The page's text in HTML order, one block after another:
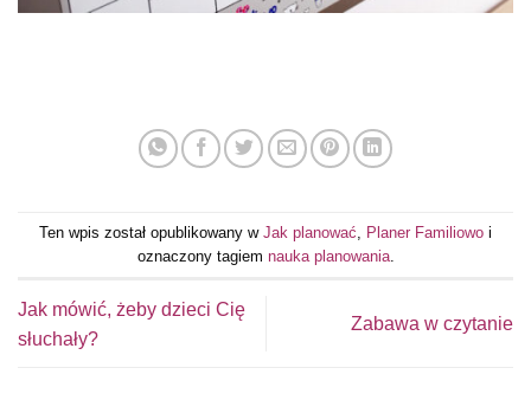
Ten wpis został opublikowany w Jak planować Planer Familiowo i
oznaczony tagiem nauka planowania.
Jak mówić, żeby dzieci Cię
słuchały?
Zabawa w czytanie